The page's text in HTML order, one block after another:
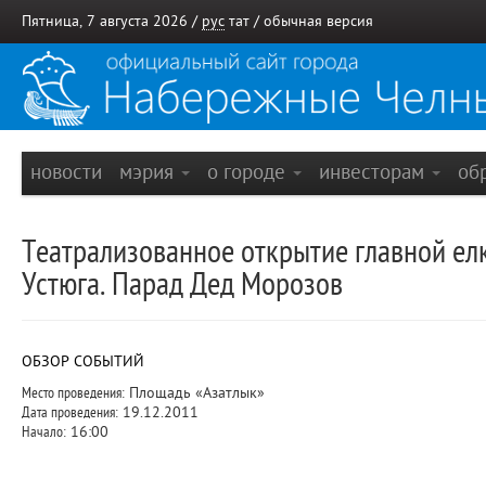
Пятница, 7 августа 2026 / рус тат / обычная версия
новости мэрия о городе инвесторам
Театрализованное открытие главной
Устюга. Парад Дед Морозов
ОБЗОР СОБЫТИЙ
Место проведения: Площадь «Азатлык»
Дата проведения: 19.12.2011
Начало: 16:00